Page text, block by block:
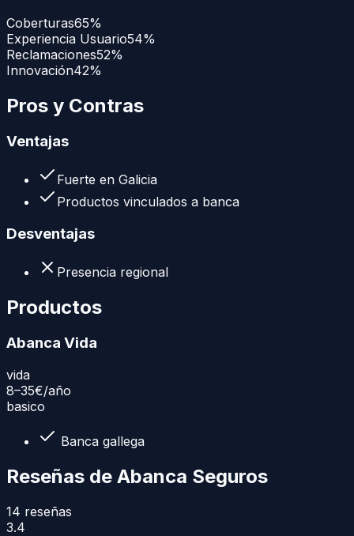
Coberturas65%
Experiencia Usuario54%
Reclamaciones52%
Innovación42%
Pros y Contras
Ventajas
Fuerte en Galicia
Productos vinculados a banca
Desventajas
Presencia regional
Productos
Abanca Vida
vida
8–35€/año
basico
Banca gallega
Reseñas de Abanca Seguros
14 reseñas
3.4